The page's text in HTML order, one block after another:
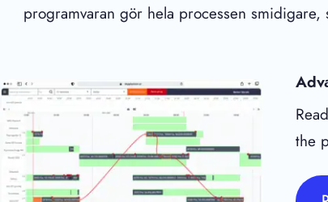
programvaran gör hela processen
the